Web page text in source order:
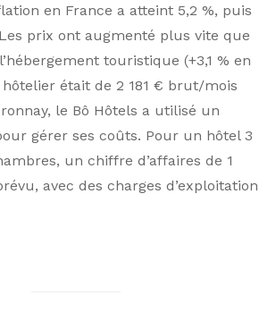
en France a atteint 5,2 %, puis
prix ont augmenté plus vite que
touristique (+3,1 % en
hôtelier était de 2 181 € brut/mois
le Bô Hôtels a utilisé un
gérer ses coûts. Pour un hôtel 3
un chiffre d’affaires de 1
avec des charges d’exploitation